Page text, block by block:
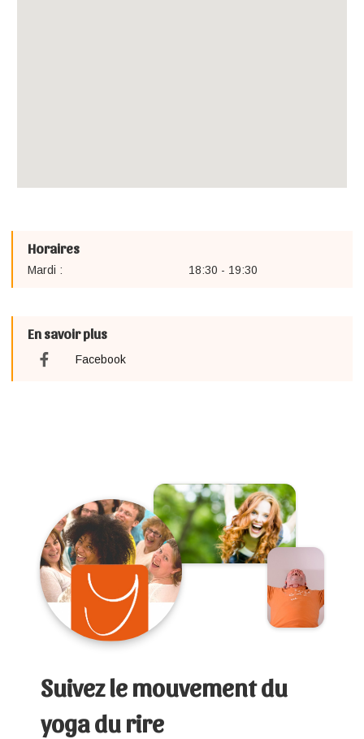
Horaires
Mardi : 18:30 - 19:30
En savoir plus
Facebook
Suivez le mouvement du
yoga du rire